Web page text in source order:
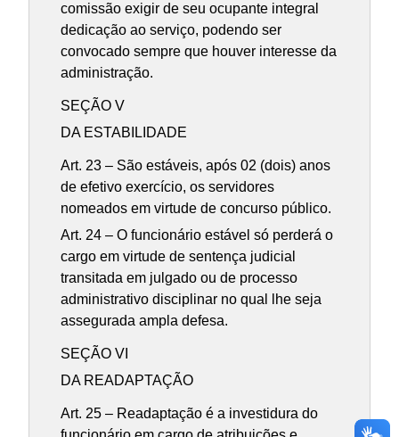
comissão exigir de seu ocupante integral
dedicação ao serviço, podendo ser
convocado sempre que houver interesse da
administração.
SEÇÃO V
DA ESTABILIDADE
Art. 23 – São estáveis, após 02 (dois) anos
de efetivo exercício, os servidores
nomeados em virtude de concurso público.
Art. 24 – O funcionário estável só perderá o
cargo em virtude de sentença judicial
transitada em julgado ou de processo
administrativo disciplinar no qual lhe seja
assegurada ampla defesa.
SEÇÃO VI
DA READAPTAÇÃO
Art. 25 – Readaptação é a investidura do